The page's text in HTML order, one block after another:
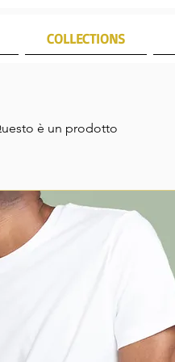
COLLECTIONS
è un prodotto